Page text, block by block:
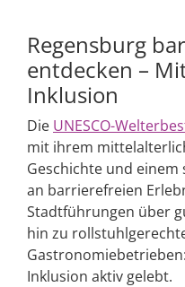
Regensburg
entdecken –
Inklusion
Die UNESCO-
mit ihrem
Geschichte und
an barrierefreien
Stadtführungen über
hin zu
Inklusion aktiv gelebt.